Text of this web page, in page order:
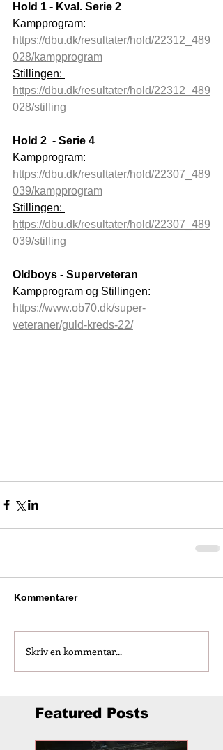
Hold 1 - Kval. Serie 2
Kampprogram:
https://dbu.dk/resultater/hold/22312_489
028/kampprogram
Stillingen:
https://dbu.dk/resultater/hold/22312_489
028/stilling
Hold 2  - Serie 4
Kampprogram:
https://dbu.dk/resultater/hold/22307_489
039/kampprogram
Stillingen:
https://dbu.dk/resultater/hold/22307_489
039/stilling
Oldboys - Superveteran
Kampprogram og Stillingen:
https://www.ob70.dk/super-
veteraner/guld-kreds-22/
Kommentarer
Skriv en kommentar...
Featured Posts